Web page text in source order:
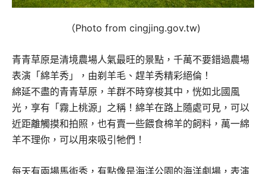
（Photo from cingjing.gov.tw)
青青草原是清境農場人氣最旺的景點，千萬不要錯過農場
表演「綿羊秀」，由剃羊毛、趕羊秀精彩絕倫！
綿延不盡的青青草原，羊群不時穿梭其中，恍如北國風
光，享有「霧上桃源」之稱！綿羊在路上隨處可見，可以
近距離觸摸和拍照，也有賣一些餵食棉羊的飼料，萬一綿
羊不理你，可以用來吸引牠們！
每天有兩場馬術秀，有點像是海洋公園的海洋劇場，表演